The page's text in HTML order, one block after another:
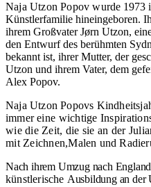
Naja Utzon Popov wurde 1973
Künstlerfamilie hineingeboren.
ihrem Großvater Jørn Utzon,
den Entwurf des berühmten
bekannt ist, ihrer Mutter, der
Utzon und ihrem Vater, dem
Alex Popov.
Naja Utzon Popovs
immereine wichtige
wie die Zeit, die sie an der
mit Zeichnen,Malen und
Nach ihrem Umzug nach England
künstlerische Ausbildung an